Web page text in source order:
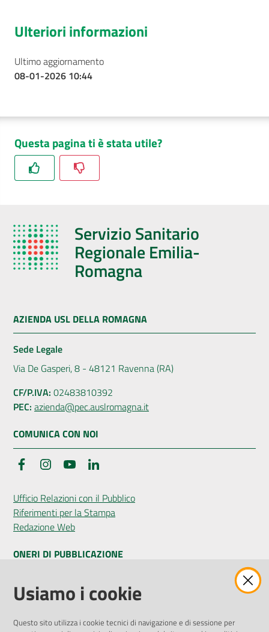
Ulteriori informazioni
Ultimo aggiornamento
08-01-2026 10:44
Questa pagina ti è stata utile?
Servizio Sanitario
Regionale Emilia-
Romagna
AZIENDA USL DELLA ROMAGNA
Sede Legale
Via De Gasperi, 8 - 48121 Ravenna (RA)
CF/P.IVA: 02483810392
PEC: azienda@pec.auslromagna.it
COMUNICA CON NOI
FacebookInstagramYouTube
Ufficio Relazioni con il Pubblico
Riferimenti per la Stampa
Redazione Web
ONERI DI PUBBLICAZIONE
Amministrazione Trasparente
Pubblicità legale
Privacy Policy
Usiamo i cookie
Questo sito utilizza i cookie tecnici di navigazione e di sessione per